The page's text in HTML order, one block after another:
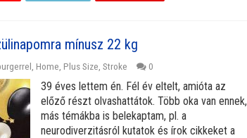
mínusz 22 kg
Home Plus Size Stroke 0
39 éves lettem én. Fél év eltelt, amióta az
előző részt olvashattátok. Több oka van ennek,
más témákba is belekaptam, pl. a
neurodiverzitásról kutatok és írok cikkeket a